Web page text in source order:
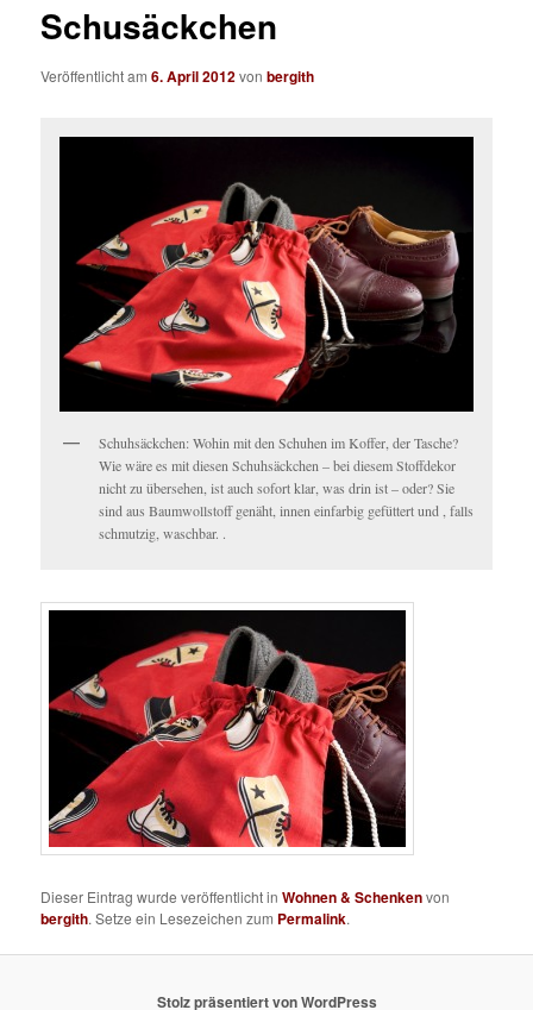
Schusäckchen
Veröffentlicht am6. April 2012vonbergith
Schuhsäckchen: Wohin mit den Schuhen im Koffer, der Tasche?
Wie wäre es mit diesen Schuhsäckchen – bei diesem Stoffdekor
nicht zu übersehen, ist auch sofort klar, was drin ist – oder? Sie
sind aus Baumwollstoff genäht, innen einfarbig gefüttert und , falls
schmutzig, waschbar. .
Dieser Eintrag wurde veröffentlicht inWohnen & Schenkenvon
bergith. Setze ein Lesezeichen zum Permalink.
Stolz präsentiert von WordPress